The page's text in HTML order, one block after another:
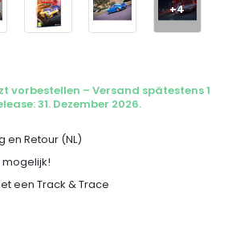
+4
vorbestellen – Versand spätestens 1
31. Dezember 2026.
en Retour (NL)
een Track & Trace